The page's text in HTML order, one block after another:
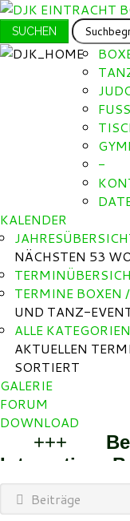
SUCHEN
SUCHEN
...
-
KALENDER
NÄCHSTEN 53
TERMINE BOXEN
UND TANZ-
ALLE KATEGORIEN
AKTUELLEN
SORTIERT
GALERIE
FORUM
DOWNLOAD
+++
Integratives
+++
SpassBeiträge